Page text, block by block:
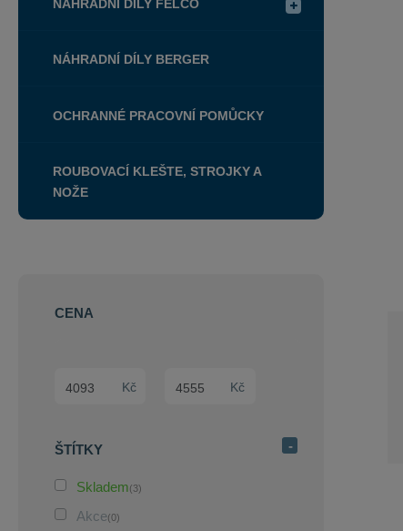
NÁHRADNÍ DÍLY FELCO
NÁHRADNÍ DÍLY BERGER
OCHRANNÉ PRACOVNÍ POMŮCKY
ROUBOVACÍ KLEŠTE, STROJKY A
NOŽE
CENA
Min. hodnota
Kč
Max. hodnota Kč
ŠTÍTKY
Skladem(3)
Akce(0)